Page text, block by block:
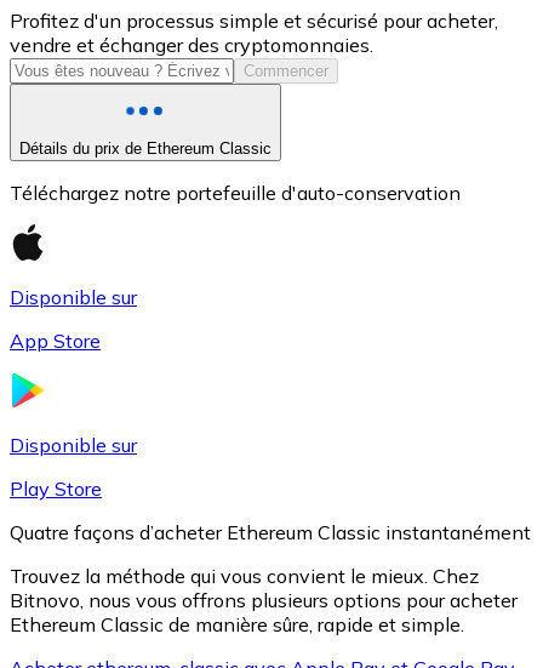
USD Coin
USDC
Profitez d'un processus simple et sécurisé pour acheter,
vendre et échanger des cryptomonnaies.
Commencer
Détails du prix de Ethereum Classic
Téléchargez notre portefeuille d'auto-conservation
Disponible sur
App Store
Disponible sur
Play Store
Quatre façons d’acheter Ethereum Classic instantanément
Trouvez la méthode qui vous convient le mieux. Chez
Bitnovo, nous vous offrons plusieurs options pour acheter
Ethereum Classic de manière sûre, rapide et simple.